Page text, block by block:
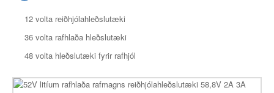
12 volta reiðhjólahleðslutæki
36 volta rafhlaða hleðslutæki
48 volta hleðslutæki fyrir rafhjól